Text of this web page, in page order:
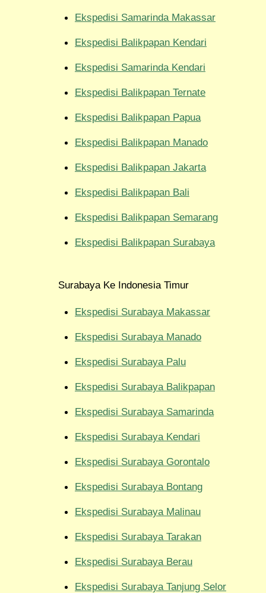
Ekspedisi Samarinda Makassar
Ekspedisi Balikpapan Kendari
Ekspedisi Samarinda Kendari
Ekspedisi Balikpapan Ternate
Ekspedisi Balikpapan Papua
Ekspedisi Balikpapan Manado
Ekspedisi Balikpapan Jakarta
Ekspedisi Balikpapan Bali
Ekspedisi Balikpapan Semarang
Ekspedisi Balikpapan Surabaya
Surabaya Ke Indonesia Timur
Ekspedisi Surabaya Makassar
Ekspedisi Surabaya Manado
Ekspedisi Surabaya Palu
Ekspedisi Surabaya Balikpapan
Ekspedisi Surabaya Samarinda
Ekspedisi Surabaya Kendari
Ekspedisi Surabaya Gorontalo
Ekspedisi Surabaya Bontang
Ekspedisi Surabaya Malinau
Ekspedisi Surabaya Tarakan
Ekspedisi Surabaya Berau
Ekspedisi Surabaya Tanjung Selor